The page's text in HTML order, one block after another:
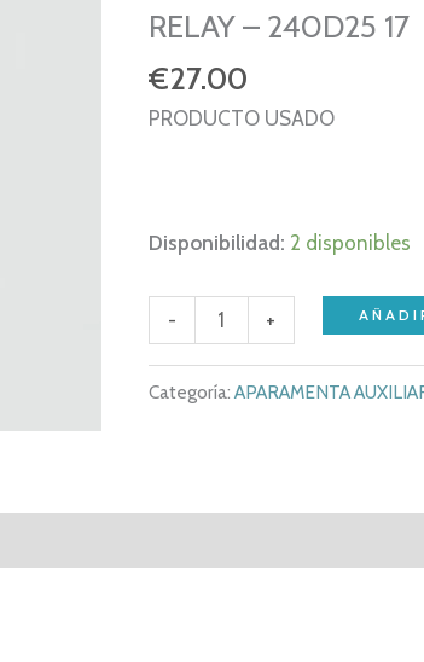
RELAY – 240D25 17
€27.00
PRODUCTO USADO
Disponibilidad: 2 disponibles
-
22
240D25-
STATE
+
Categoría: APARAMENTA